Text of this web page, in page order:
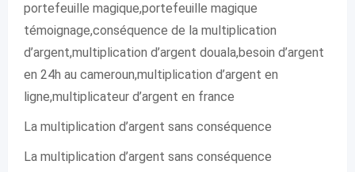
portefeuille magique,portefeuille magique
témoignage,conséquence de la multiplication
d’argent,multiplication d’argent douala,besoin d’argent
en 24h au cameroun,multiplication d’argent en
ligne,multiplicateur d’argent en france
La multiplication d’argent sans conséquence
La multiplication d’argent sans conséquence